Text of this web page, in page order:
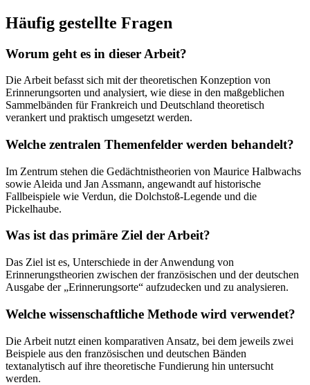
Häufig gestellte Fragen
Worum geht es in dieser Arbeit?
Die Arbeit befasst sich mit der theoretischen Konzeption von
Erinnerungsorten und analysiert, wie diese in den maßgeblichen
Sammelbänden für Frankreich und Deutschland theoretisch
verankert und praktisch umgesetzt werden.
Welche zentralen Themenfelder werden behandelt?
Im Zentrum stehen die Gedächtnistheorien von Maurice Halbwachs
sowie Aleida und Jan Assmann, angewandt auf historische
Fallbeispiele wie Verdun, die Dolchstoß-Legende und die
Pickelhaube.
Was ist das primäre Ziel der Arbeit?
Das Ziel ist es, Unterschiede in der Anwendung von
Erinnerungstheorien zwischen der französischen und der deutschen
Ausgabe der „Erinnerungsorte“ aufzudecken und zu analysieren.
Welche wissenschaftliche Methode wird verwendet?
Die Arbeit nutzt einen komparativen Ansatz, bei dem jeweils zwei
Beispiele aus den französischen und deutschen Bänden
textanalytisch auf ihre theoretische Fundierung hin untersucht
werden.